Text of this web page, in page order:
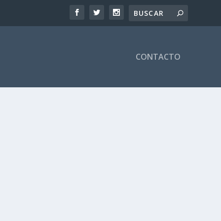
CONTACTO